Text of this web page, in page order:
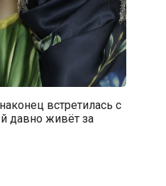
встретилась с
давно живёт за